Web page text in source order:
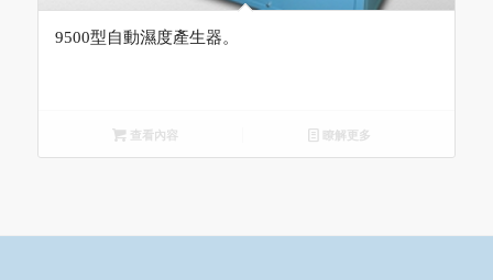
9500型自動濕度產生器。
查看內容 瞭解更多